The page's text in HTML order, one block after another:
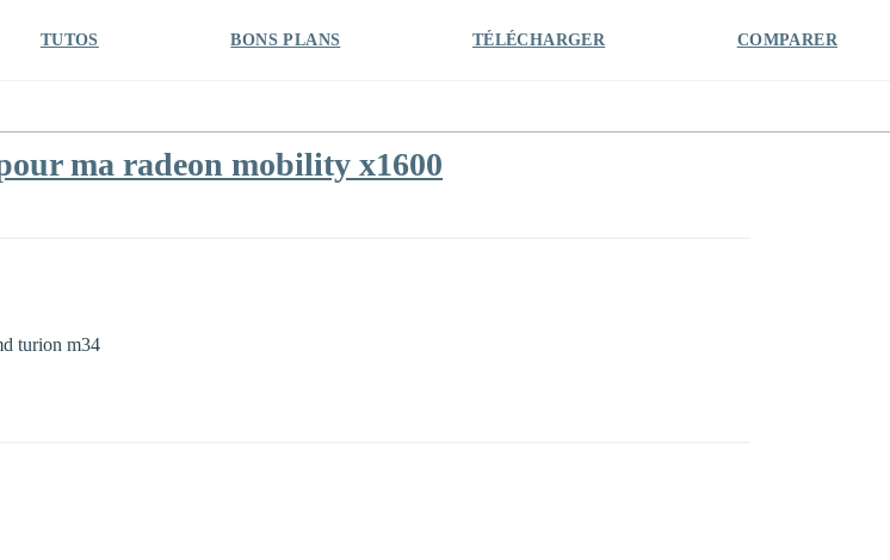
TUTOS BONS PLANS TÉLÉCHARGER COMPARER
ma radeon mobility x1600
turion m34